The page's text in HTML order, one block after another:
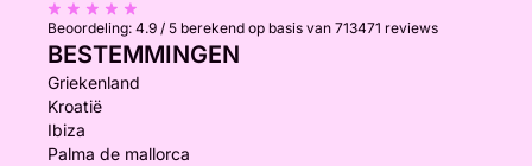
Beoordeling: 4.9 / 5 berekend op basis van 713471 reviews
BESTEMMINGEN
Griekenland
Kroatië
Ibiza
Palma de mallorca